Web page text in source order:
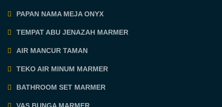
PAPAN NAMA MEJA ONYX
TEMPAT ABU JENAZAH MARMER
AIR MANCUR TAMAN
TEKO AIR MINUM MARMER
BATHROOM SET MARMER
VAS BUNGA MARMER